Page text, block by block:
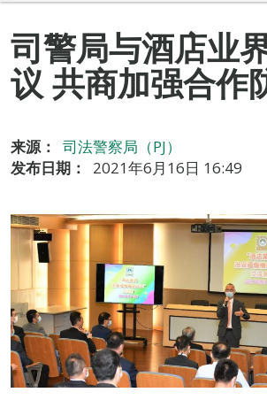
司警局与酒店业
议 共商加强合作
来源：
司法警察局（PJ）
发布日期：
2021年6月16日 16:49